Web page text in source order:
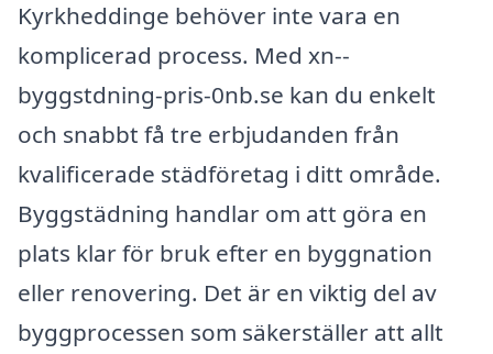
Kyrkheddinge behöver inte vara en
komplicerad process. Med xn--
byggstdning-pris-0nb.se kan du enkelt
och snabbt få tre erbjudanden från
kvalificerade städföretag i ditt område.
Byggstädning handlar om att göra en
plats klar för bruk efter en byggnation
eller renovering. Det är en viktig del av
byggprocessen som säkerställer att allt